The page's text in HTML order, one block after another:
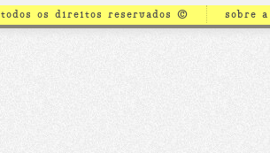
todos os direitos reservados © sobre